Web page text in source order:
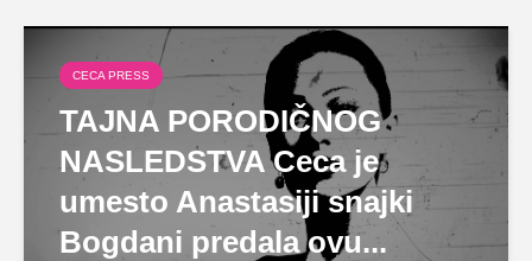
CECA PRESS
TAJNA PORODIČNOG
NASLEDSTVA Ceca je
umesto Anastasiji snajki
Bogdani predala ovu...